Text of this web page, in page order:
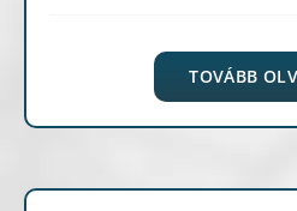
TOVÁBB